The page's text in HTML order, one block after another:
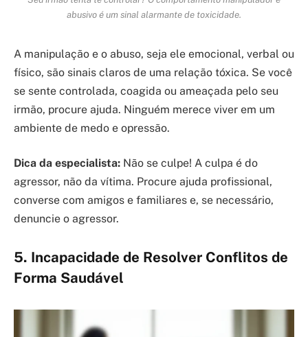
abusivo é um sinal alarmante de toxicidade.
A manipulação e o abuso, seja ele emocional, verbal ou
físico, são sinais claros de uma relação tóxica. Se você
se sente controlada, coagida ou ameaçada pelo seu
irmão, procure ajuda. Ninguém merece viver em um
ambiente de medo e opressão.
Dica da especialista: Não se culpe! A culpa é do
agressor, não da vítima. Procure ajuda profissional,
converse com amigos e familiares e, se necessário,
denuncie o agressor.
5. Incapacidade de Resolver Conflitos de
Forma Saudável